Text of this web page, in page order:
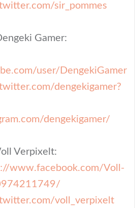
sir_pommes
Gamer:
user/DengekiGamer
dengekigamer?
dengekigamer/
Verpixelt:
www.facebook.com/Voll-
voll_verpixelt